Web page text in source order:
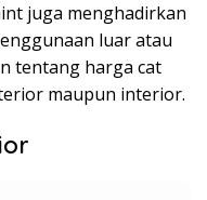
juga menghadirkan
luar atau
tentang harga cat
maupun interior.